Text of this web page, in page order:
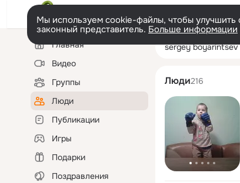
Мы используем cookie-файлы, чтобы улучшить
законный представитель. Больше информации
Левая
колонкаГлавная
Видео
Группы
Люди
Публикации
Игры
Подарки
Поздравления
sergey
Люди216